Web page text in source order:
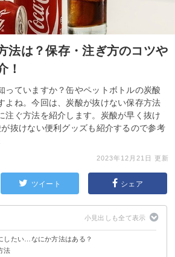
法は？保存・注ぎ方のコツや
！
っていますか？缶やペットボトルの炭酸
よね。今回は、炭酸が抜けない保存方法
注ぐ方法を紹介します。炭酸が早く抜け
抜けない便利グッズも紹介するので参考
2023年12月21日 更新
ツイート シェア
したい…なにか方法はある？
理由って？
法